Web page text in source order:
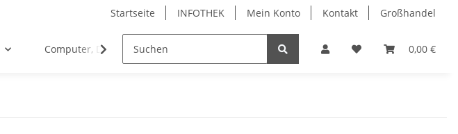
Startseite INFOTHEK Mein Konto Kontakt Großhandel
0,00 €
Computer, Drucker & Bürobedarf PVC Kartendrucker & Zubehör TiDis